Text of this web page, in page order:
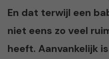
En dat terwijl een
niet eens zo veel
heeft. Aanvankelijk